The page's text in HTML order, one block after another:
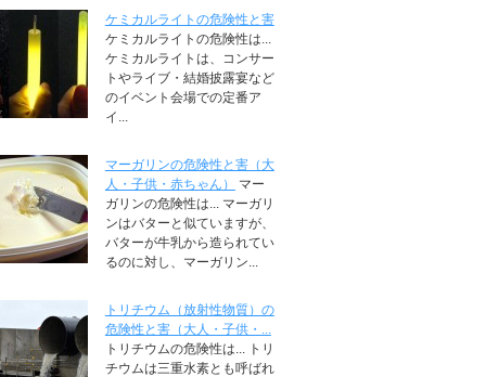
ケミカルライトの危険性と害
ケミカルライトの危険性は...
ケミカルライトは、コンサー
トやライブ・結婚披露宴など
のイベント会場での定番ア
イ...
マーガリンの危険性と害（大
人・子供・赤ちゃん）
マー
ガリンの危険性は... マーガリ
ンはバターと似ていますが、
バターが牛乳から造られてい
るのに対し、マーガリン...
トリチウム（放射性物質）の
危険性と害（大人・子供・...
トリチウムの危険性は... トリ
チウムは三重水素とも呼ばれ